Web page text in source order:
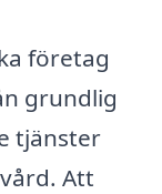
företag
grundlig
tjänster
Att